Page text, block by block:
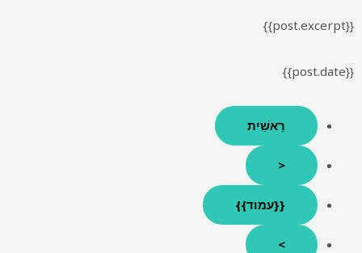
{{post.excerpt}}
{{post.date}}
רֵאשִׁית
<
{{עמוד}}
>